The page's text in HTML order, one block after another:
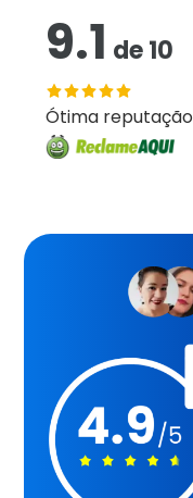
9.1 de10
Ótima reputação